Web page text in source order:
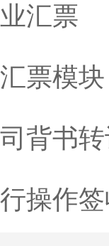
汇票
票模
背书
操作